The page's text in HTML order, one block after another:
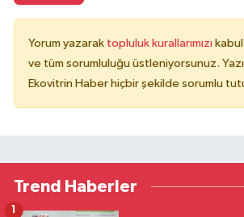
Yorum yazarak topluluk kurallarımızı
ve tüm sorumluluğu üstleniyorsunuz.
Ekovitrin Haber hiçbir şekilde sorumlu
Trend Haberler